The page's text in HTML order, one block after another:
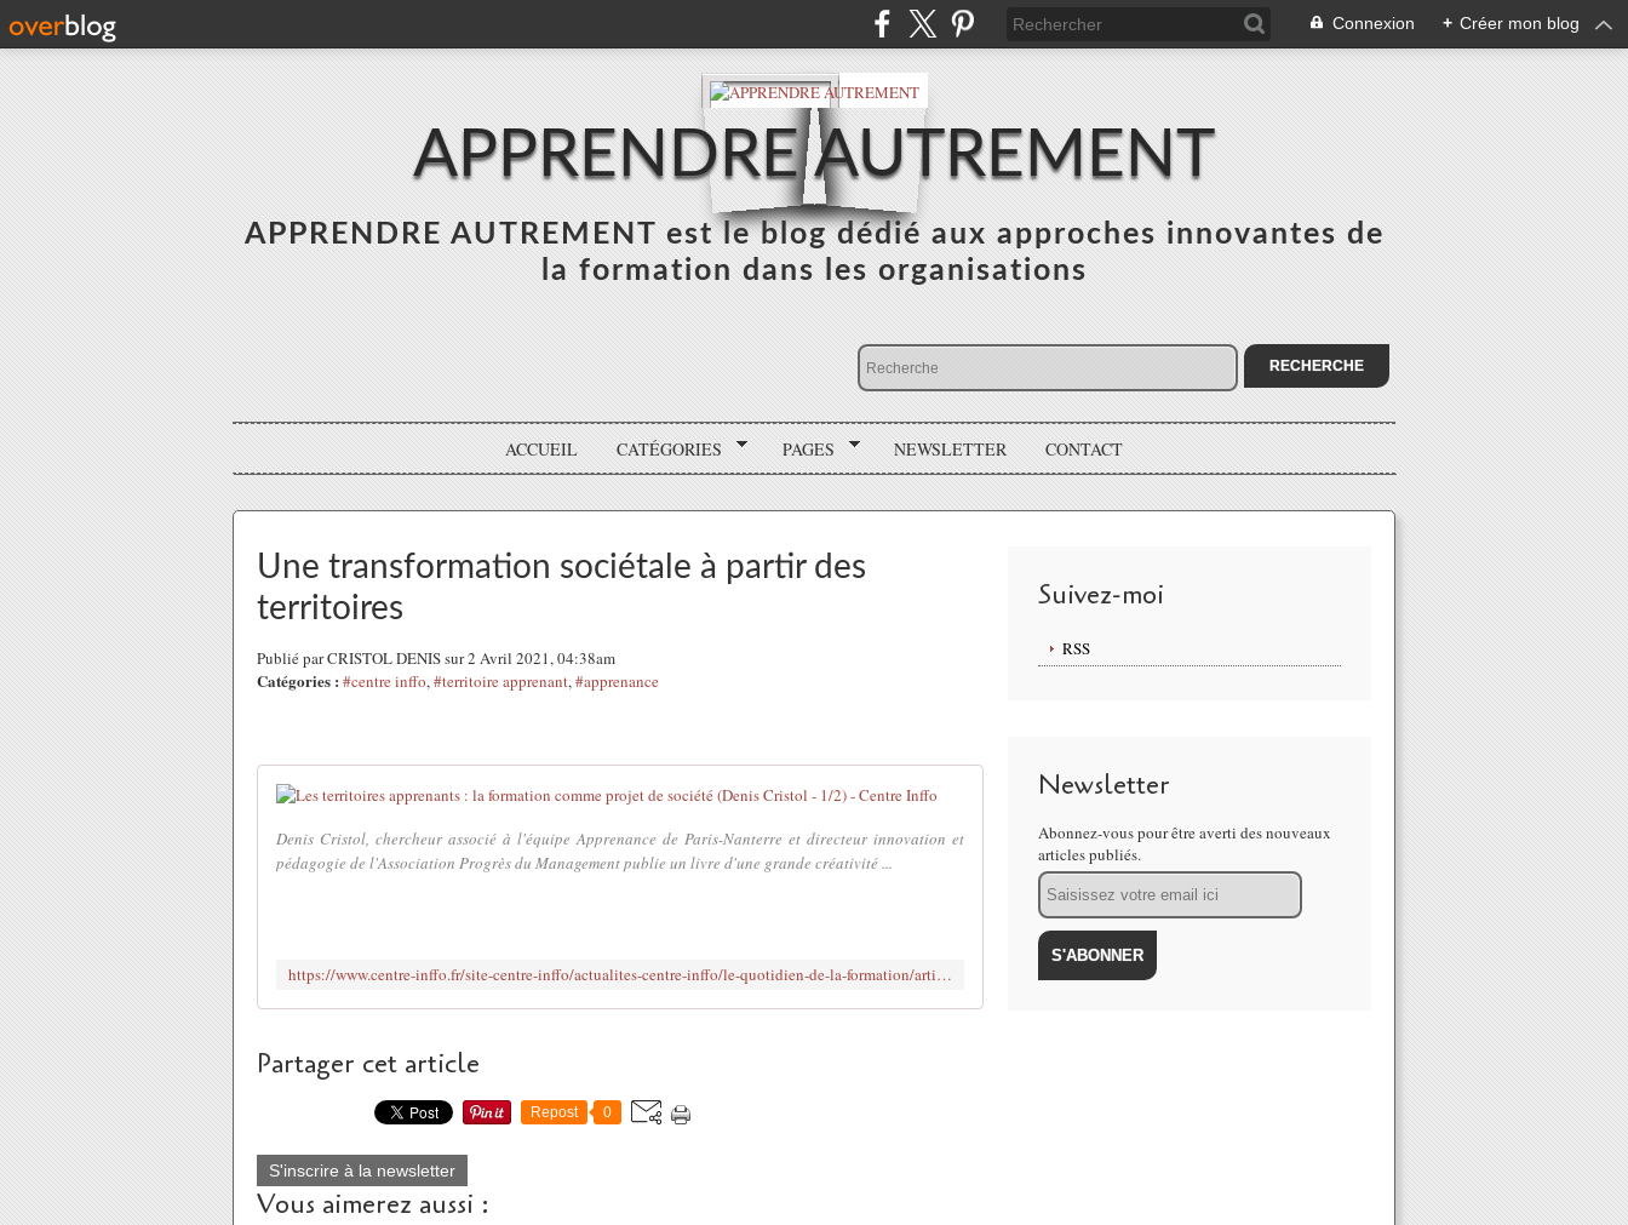
Connexion + Créer mon blog
APPRENDRE AUTREMENT
APPRENDRE AUTREMENT est le blog dédié aux approches innovantes de
la formation dans les organisations
ACCUEIL CATÉGORIES PAGES NEWSLETTER CONTACT
Une transformation sociétale à partir des
territoires
Publié par CRISTOL DENIS sur 2 Avril 2021, 04:38am
Catégories : #centre inffo,#territoire apprenant,#apprenance
Les territoires apprenants : la formation comme projet de société (Denis Cristol - 1/2)
Denis Cristol, chercheur associé à l'équipe Apprenance de Paris-Nanterre et directeur innovation et
pédagogie de l'Association Progrès du Management publie un livre d'une grande créativité ...
https://www.centre-inffo.fr/site-centre-inffo/actualites-centre-inffo/le-quotidien-de-la-formation/articles-2021/territoires-apprenants-la-formation-comme-projet-de-societe-denis-cristol-1-2
Partager cet article
Repost 0
S'inscrire à la newsletter
Vous aimerez aussi :
Suivez-moi
RSS
Newsletter
Abonnez-vous pour être averti des nouveaux
articles publiés.
Email